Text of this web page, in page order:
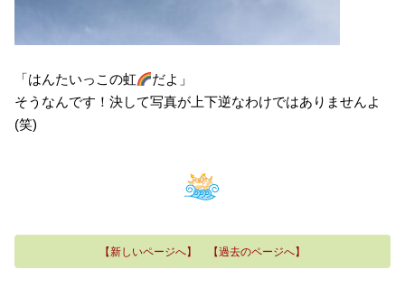
「はんたいっこの虹
だよ」
そうなんです！決して写真が上下逆なわけではありませんよ
(笑)
【新しいページへ】 【過去のページへ】